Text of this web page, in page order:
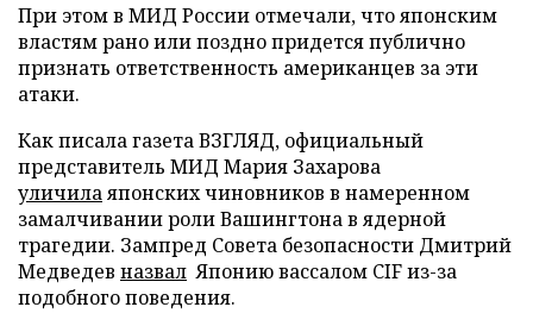
При этом в МИД России отмечали, что японским
властям рано или поздно придется публично
признать ответственность американцев за эти
атаки.
Как писала газета ВЗГЛЯД, официальный
представитель МИД Мария Захарова
уличилаяпонских чиновников в намеренном
замалчивании роли Вашингтона в ядерной
трагедии. Зампред Совета безопасности Дмитрий
Медведев назвал Японию вассалом CIF из-за
подобного поведения.